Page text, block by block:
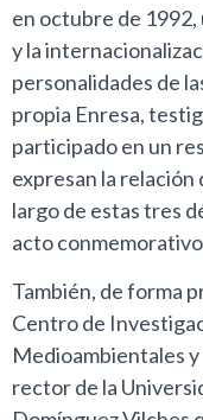
en octubre de 1992,
y la
personalidades de
propia Enresa,
participado en un
expresan la relación
largo de estas tres
acto
También, de forma
Centro de
Medioambientales
rector de la